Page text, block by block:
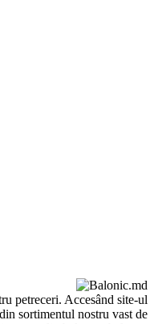
petreceri. Accesând site-ul
sortimentul nostru vast de